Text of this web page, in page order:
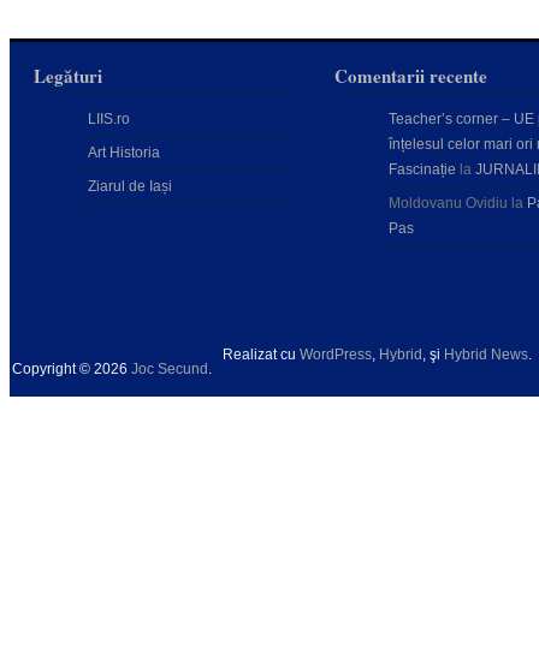
Legături
LIIS.ro
Art Historia
Ziarul de Iași
Comentarii recente
Teacher’s corner – UE
înțelesul celor mari ori
Fascinație la
Moldovanu Ovidiu la
Pas
Copyright © 2026 Joc Secund .
Realizat cu WordPress, Hybrid , şi Hybrid News.